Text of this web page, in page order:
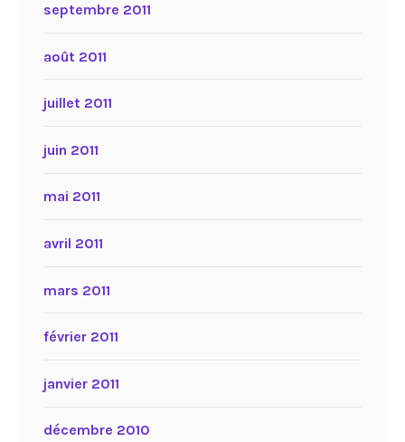
septembre 2011
août 2011
juillet 2011
juin 2011
mai 2011
avril 2011
mars 2011
février 2011
janvier 2011
décembre 2010